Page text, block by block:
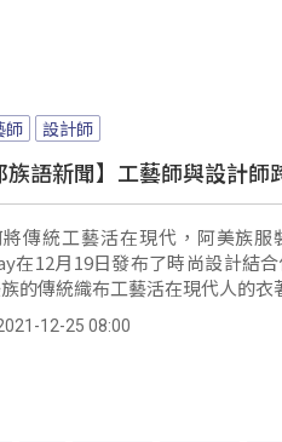
師 設計師
族語新聞】工藝師與設計
傳統工藝活在現代，阿美族
在12月19日發布了時尚設計結
的傳統織布工藝活在現代人的衣
12-25 08:00